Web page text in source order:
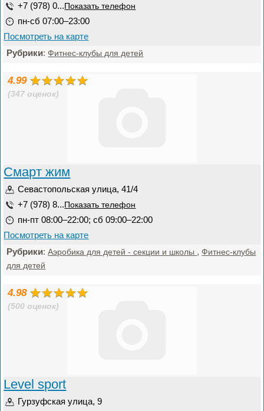
+7 (978) 0... Показать телефон
пн-сб 07:00–23:00
Посмотреть на карте
Рубрики:Фитнес-клубы для детей
4.99
(347 оценок)
Смарт жим
Севастопольская улица, 41/4
+7 (978) 8... Показать телефон
пн-пт 08:00–22:00; сб 09:00–22:00
Посмотреть на карте
Рубрики:Аэробика для детей - секции и школы ,Фитнес-клубы
для детей
4.98
(500 оценок)
Level sport
Гурзуфская улица, 9